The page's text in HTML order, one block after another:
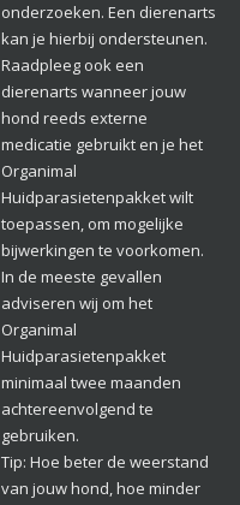
onderzoeken. Een dierenarts
kan je hierbij ondersteunen.
Raadpleeg ook een
dierenarts wanneer jouw
hond reeds externe
medicatie gebruikt en je het
Organimal
Huidparasietenpakket wilt
toepassen, om mogelijke
bijwerkingen te voorkomen.
In de meeste gevallen
adviseren wij om het
Organimal
Huidparasietenpakket
minimaal twee maanden
achtereenvolgend te
gebruiken.
Tip: Hoe beter de weerstand
van jouw hond, hoe minder